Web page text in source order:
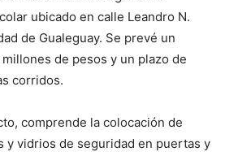
ubicado en calle Leandro N.
de Gualeguay. Se prevé un
de pesos y un plazo de
corridos.
comprende la colocación de
y vidrios de seguridad en puertas y